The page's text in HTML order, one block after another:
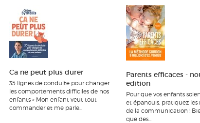
Ca ne peut plus durer
35 lignes de conduite pour changer
les comportements difficiles de nos
enfants « Mon enfant veut tout
commander et me parle...
Parents efficaces -
edition
Pour que vos enfants
et épanouis, pratiquez les
de la communication !
que des...